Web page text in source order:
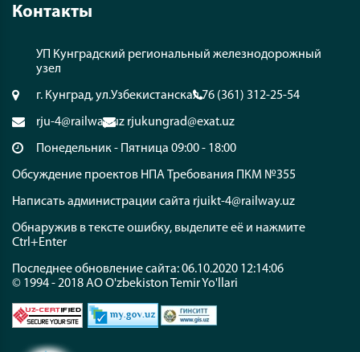
Контакты
УП Кунградский региональный железнодорожный
узел
г. Кунград, ул.Узбекистанская 76 (361) 312-25-54
rju-4@railway.uz rjukungrad@exat.uz
Понедельник - Пятница 09:00 - 18:00
Обсуждение проектов НПАТребования ПКМ №355
Написать администрации сайта rjuikt-4@railway.uz
Обнаружив в тексте ошибку, выделите её и нажмите
Ctrl+Enter
Последнее обновление сайта: 06.10.2020 12:14:06
© 1994 - 2018 АО O'zbekiston Temir Yo'llari